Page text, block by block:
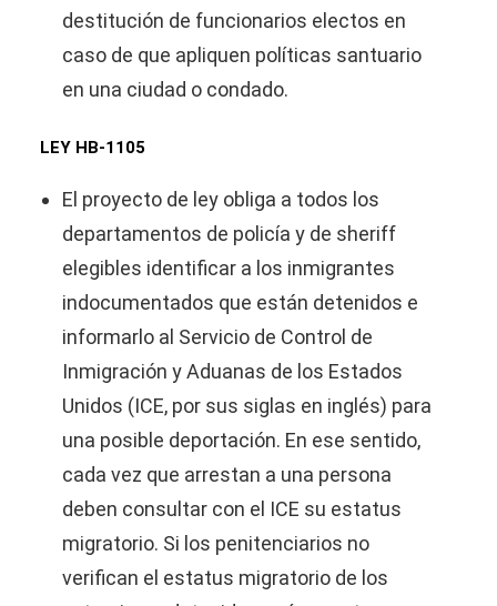
destitución de funcionarios electos en
caso de que apliquen políticas santuario
en una ciudad o condado.
LEY HB-1105
El proyecto de ley obliga a todos los
departamentos de policía y de sheriff
elegibles identificar a los inmigrantes
indocumentados que están detenidos e
informarlo al Servicio de Control de
Inmigración y Aduanas de los Estados
Unidos (ICE, por sus siglas en inglés) para
una posible deportación. En ese sentido,
cada vez que arrestan a una persona
deben consultar con el ICE su estatus
migratorio. Si los penitenciarios no
verifican el estatus migratorio de los